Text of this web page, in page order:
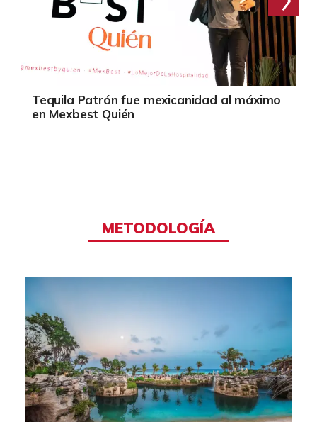
Tequila Patrón fue mexicanidad al máximo
en Mexbest Quién
METODOLOGÍA